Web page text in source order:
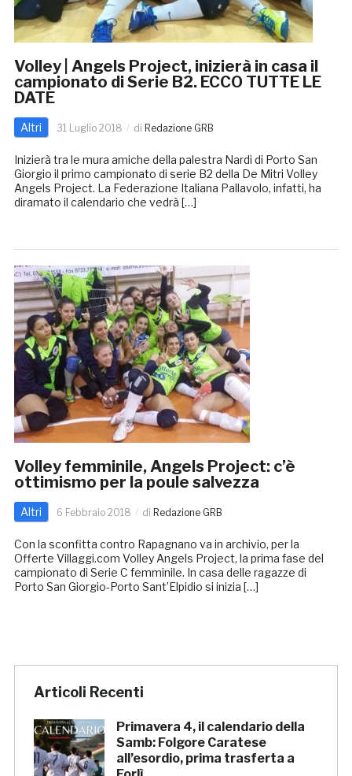
Volley | Angels Project, inizierà in casa il
campionato di Serie B2. ECCO TUTTE LE
DATE
Altri 31 Luglio 2018 di Redazione GRB
Inizierà tra le mura amiche della palestra Nardi di Porto San
Giorgio il primo campionato di serie B2 della De Mitri Volley
Angels Project. La Federazione Italiana Pallavolo, infatti, ha
diramato il calendario che vedrà […]
Volley femminile, Angels Project: c’è
ottimismo per la poule salvezza
Altri 6 Febbraio 2018 di Redazione GRB
Con la sconfitta contro Rapagnano va in archivio, per la
Offerte Villaggi.com Volley Angels Project, la prima fase del
campionato di Serie C femminile. In casa delle ragazze di
Porto San Giorgio-Porto Sant’Elpidio si inizia […]
Articoli Recenti
Primavera 4, il calendario della
Samb: Folgore Caratese
all’esordio, prima trasferta a